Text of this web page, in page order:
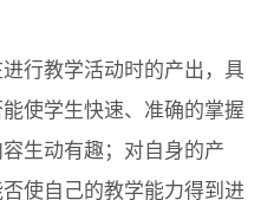
行教学活动时的产出，具
使学生快速、准确的掌握
生动有趣；对自身的产
使自己的教学能力得到进